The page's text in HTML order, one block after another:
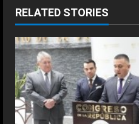
u
e
R
e
RELATED STORIES